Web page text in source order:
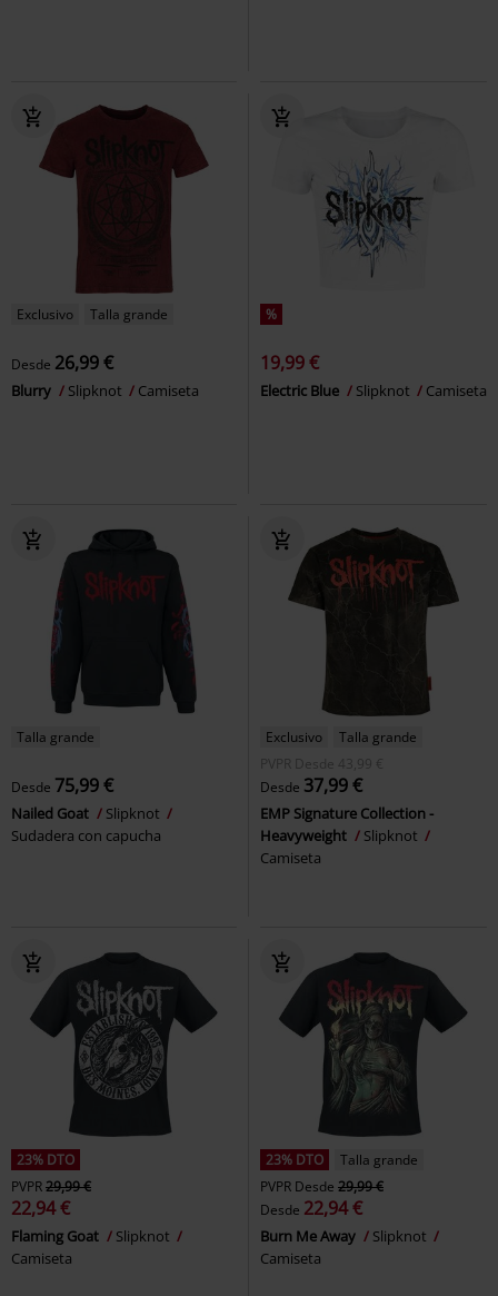
Exclusivo Talla grande
Desde 26,99 €
Blurry Slipknot Camiseta
%
19,99 €
Electric Blue Slipknot Camiseta
Talla grande
Desde 75,99 €
Nailed Goat
Slipknot
Sudadera con capucha
Exclusivo
Talla grande
PVPR
Desde 43,99 €
Desde 37,99 €
EMP Signature Collection -
Heavyweight
Slipknot
Camiseta
23% DTO
PVPR29,99 €
22,94 €
Flaming Goat
Slipknot
Camiseta
23% DTO
Talla grande
PVPR Desde 29,99 €
Desde 22,94 €
Burn Me Away
Slipknot
Camiseta